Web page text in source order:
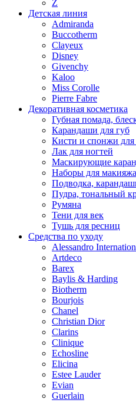
Z
Детская линия
Admiranda
Buccotherm
Clayeux
Disney
Givenchy
Kaloo
Miss Corolle
Pierre Fabre
Декоративная косметика
Губная помада,
Карандаши для губ
Кисти и спонжи для
Лак для ногтей
Маскирующие
Наборы для макияжа
Подводка,
Пудра, тональный
Румяна
Тени для век
Тушь для ресниц
Средства по уходу
Alessandro
Artdeco
Barex
Baylis & Harding
Biotherm
Bourjois
Chanel
Christian Dior
Clarins
Clinique
Echosline
Elicina
Estee Lauder
Evian
Guerlain